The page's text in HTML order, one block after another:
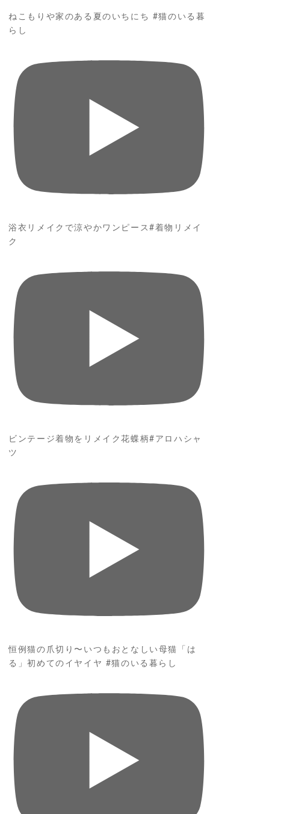
ねこもりや家のある夏のいちにち #猫のいる暮
らし
浴衣リメイクで涼やかワンピース#着物リメイ
ク
ビンテージ着物をリメイク花蝶柄#アロハシャ
ツ
恒例猫の爪切り〜いつもおとなしい母猫「は
る」初めてのイヤイヤ #猫のいる暮らし